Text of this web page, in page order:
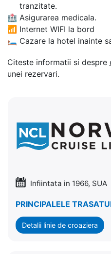
tranzitate.
🏥 Asigurarea medicala.
📶 Internet WIFI la bord
🛏 Cazare la hotel inainte
Citeste informatii si despre
unei rezervari.
Infiintata in 1966, SUA
PRINCIPALELE
Detalii linie de croaziera